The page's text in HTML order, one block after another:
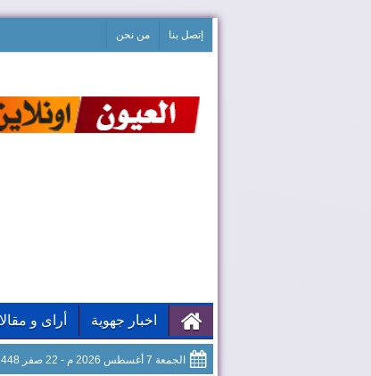
إتصل بنا من نحن
اخبار جهوية أراى و
الجمعة 7 أغسطس 2026 م - 22 صفر 1448 هـ